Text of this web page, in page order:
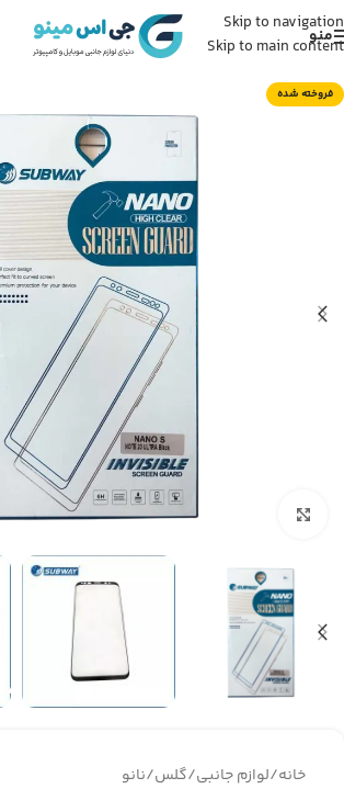
Skip to navigation
Skip to main content
منو
فروخته شده
برای بزرگنمایی کلیک کنید
خانه/لوازم جانبی/گلس/نانو